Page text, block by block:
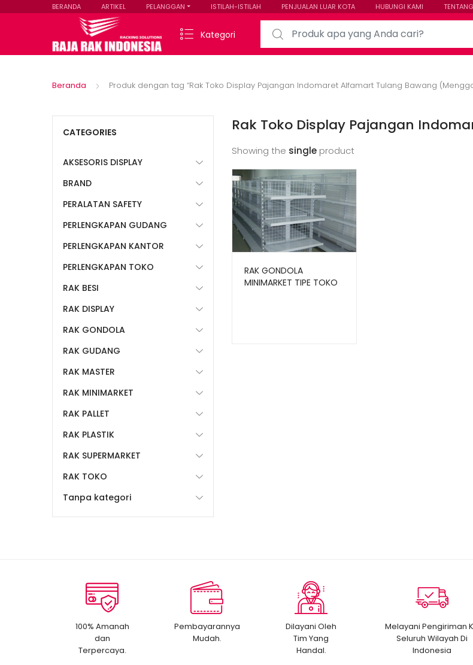
BERANDA ARTIKEL PELANGGAN ISTILAH-ISTILAH PENJUALAN LUAR KOTA HUBUNGI KAMI
Kategori
Search for:
Beranda Produk dengan tag “Rak Toko Display Pajangan Indomaret Alfamart Tulang Bawang
Rak Toko Display Pajangan
Showing the single product
RAK GONDOLA
MINIMARKET TIPE TOKO
CATEGORIES
AKSESORIS DISPLAY
BRAND
PERALATAN SAFETY
PERLENGKAPAN GUDANG
PERLENGKAPAN KANTOR
PERLENGKAPAN TOKO
RAK BESI
RAK DISPLAY
RAK GONDOLA
RAK GUDANG
RAK MASTER
RAK MINIMARKET
RAK PALLET
RAK PLASTIK
RAK SUPERMARKET
RAK TOKO
Tanpa kategori
100% Amanah
dan
Terpercaya.
Pembayarannya
Mudah.
Dilayani Oleh
Tim Yang
Handal.
Melayani Pengiriman
Seluruh Wilayah Di
Indonesia